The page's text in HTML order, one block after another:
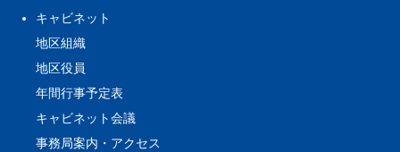
キャビネット
地区組織
地区役員
年間行事予定表
キャビネット会議
事務局案内・アクセス